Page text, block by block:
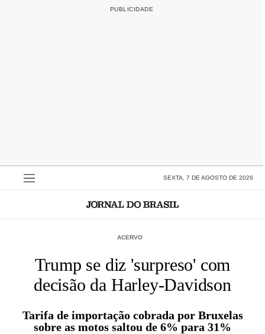
SEXTA, 7 DE AGOSTO DE 2026
ACERVO
Trump se diz 'surpreso' com
decisão da Harley-Davidson
Tarifa de importação cobrada por Bruxelas
sobre as motos saltou de 6% para 31%